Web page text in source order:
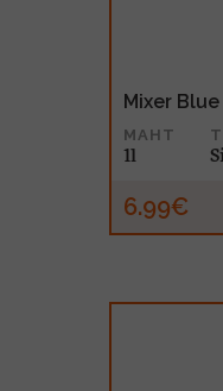
Mixer
MAHT
1l
6.99€